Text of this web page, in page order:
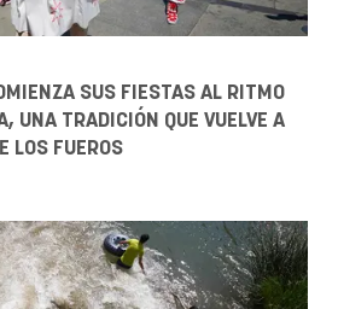
SUS FIESTAS AL RITMO
UNA TRADICIÓN QUE VUELVE A
LOS FUEROS